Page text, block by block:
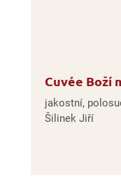
Cuvée Boží
jakostní,
Šilinek Jiří